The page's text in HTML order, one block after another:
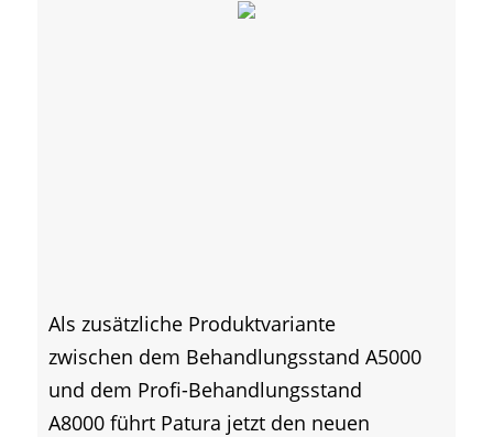
Als zusätzliche Produktvariante
zwischen dem Behandlungsstand A5000
und dem Profi-Behandlungsstand
A8000 führt Patura jetzt den neuen